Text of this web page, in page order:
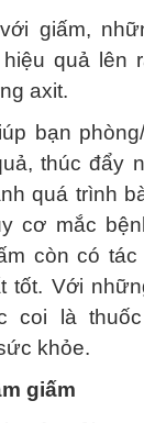
giấm,
quả lên
axit.
bạn
thúc đẩy
quá trình
cơ mắc
còn có
tốt. Với
coi là
khỏe.
giấm